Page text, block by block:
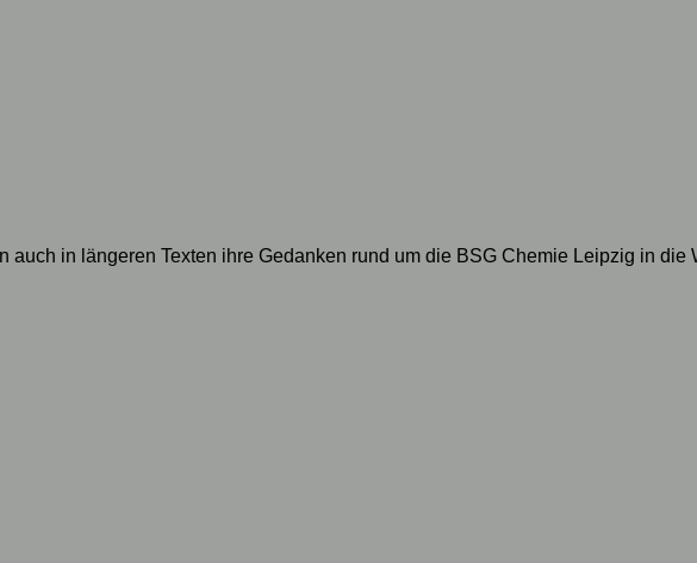
auch in längeren Texten ihre Gedanken rund um die BSG Chemie Leipzig in die